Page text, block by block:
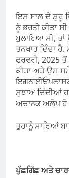
ਇਸ ਸਾਲ ਦੇ ਸ਼ੁਰੂ
ਨੂੰ ਭਰਤੀ ਕੀਤਾ
ਬੁਲਾਇਆ ਸੀ, ਤਾਂ
ਤਨਖਾਹ ਦਿੰਦਾ
ਫਰਵਰੀ, 2025
ਕੀਤਾ ਅਤੇ ਉਸ
ਸੁਝਾਅ ਦਿੰਦੀਆਂ
ਅਚਾਨਕ ਅਲੋਪ ਹੋ
ਤੁਹਾਨੂੰ ਸਾਰਿਆਂ
ਪੁੱਛਗਿੱਛ ਅਤੇ